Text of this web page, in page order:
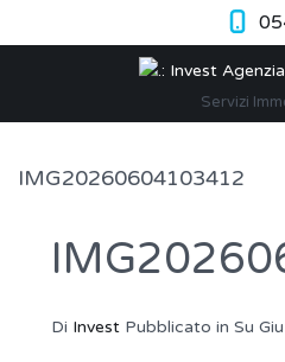
Servizi
IMG20260604103412
Di Invest Pubblicato in Su